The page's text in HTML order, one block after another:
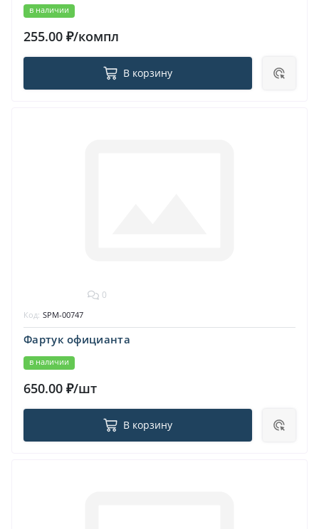
в наличии
255.00 ₽/компл
В корзину
0
Фартук официанта
в наличии
Код: SPM-00747
650.00 ₽/шт
В корзину